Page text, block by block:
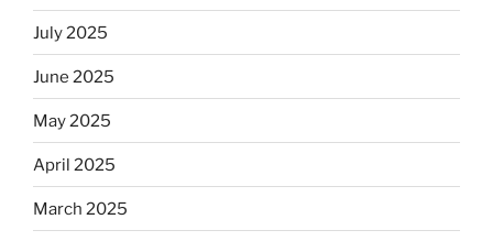
July 2025
June 2025
May 2025
April 2025
March 2025